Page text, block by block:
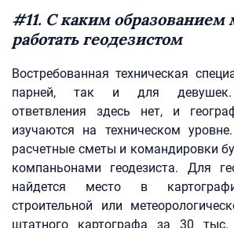
#11. С каким
работать геодезистом
Востребованная техническая
парней, так и для девушек.
ответвления здесь нет, и
изучаются на техническом
расчетные сметы и командировки
компаньонами геодезиста. Для
найдется место в
строительной или
штатного картографа за 30